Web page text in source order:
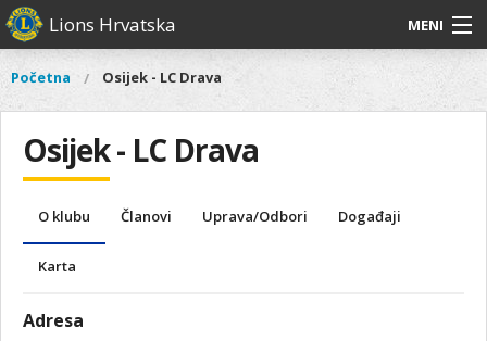
Skoči
na
sadržaj
Lions Hrvatska MENI
O nama
Naši projekti
Aktivnosti
Glavni
O
nama
Distrikt
126
Aktivnosti
Vi
ste
ovdje
Početna Osijek - LC Drava
Osijek - LC Drava
O klubu Članovi Uprava/Odbori Događaji
Karta
Adresa